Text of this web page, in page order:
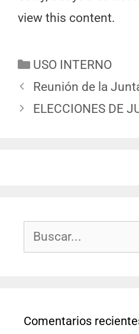
view this content.
USO INTERNO
Reunión de la
ELECCIONES DE
Comentarios